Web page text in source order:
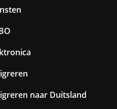
naar Duitsland